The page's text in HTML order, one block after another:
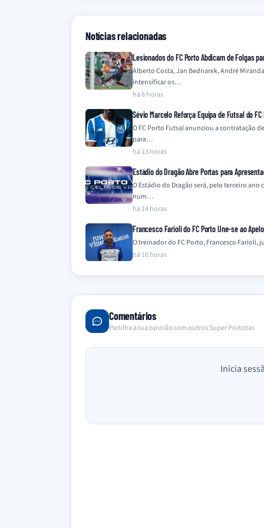
Notícias relacionadas
Lesionados do FC Porto Abdicam de Folgas
Alberto Costa, Jan Bednarek, André
intensificar os…
há 8 horas
Sévio Marcelo Reforça Equipa de Futsal do FC
O FC Porto Futsal anunciou a contratação
para…
há 13 horas
Estádio do Dragão Abre Portas para
O Estádio do Dragão será, pelo terceiro
num…
há 14 horas
Francesco Farioli do FC Porto Une-se ao
O treinador do FC Porto, Francesco
há 16 horas
Comentários
Partilha a tua opinião com outros Super Portistas
Inicia